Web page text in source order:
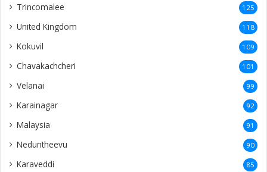
Trincomalee 125
United Kingdom 118
Kokuvil 109
Chavakachcheri 101
Velanai 99
Karainagar 92
Malaysia 91
Neduntheevu 90
Karaveddi 85